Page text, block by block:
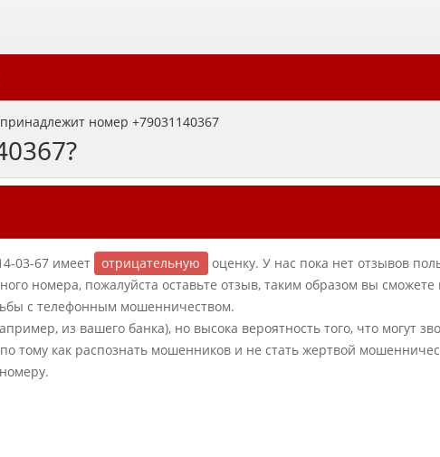
номер +79031140367
03-67 имеет отрицательную
оценку. У нас пока нет отзывов
номера, пожалуйста оставьте отзыв, таким образом вы
с телефонным мошенничеством.
из вашего банка), но высока вероятность того, что могут
тому как распознать мошенников и не стать жертвой